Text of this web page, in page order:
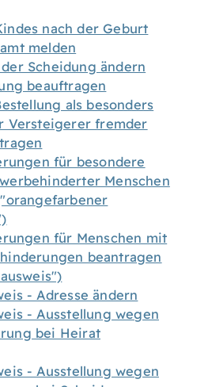
nach der Geburt
melden
Scheidung ändern
beauftragen
als besonders
Versteigerer fremder
für besondere
Menschen
für Menschen mit
beantragen
- Adresse ändern
- Ausstellung wegen
bei Heirat
- Ausstellung wegen